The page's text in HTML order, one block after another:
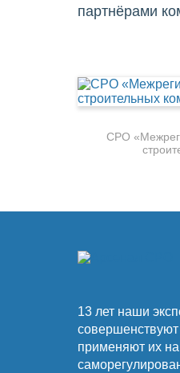
партнёрами
СРО
13 лет наши
применяют их на